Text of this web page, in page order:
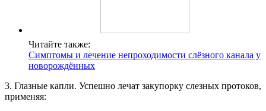
Читайте также:
Симптомы и лечение непроходимости слёзного канала у
новорождённых
3. Глазные капли. Успешно лечат закупорку слезных протоков,
применяя: